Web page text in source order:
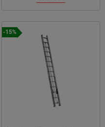
-15%